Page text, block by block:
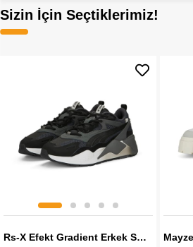
Sizin İçin Seçtiklerimiz!
Rs-X Efekt Gradient Erkek Sneaker